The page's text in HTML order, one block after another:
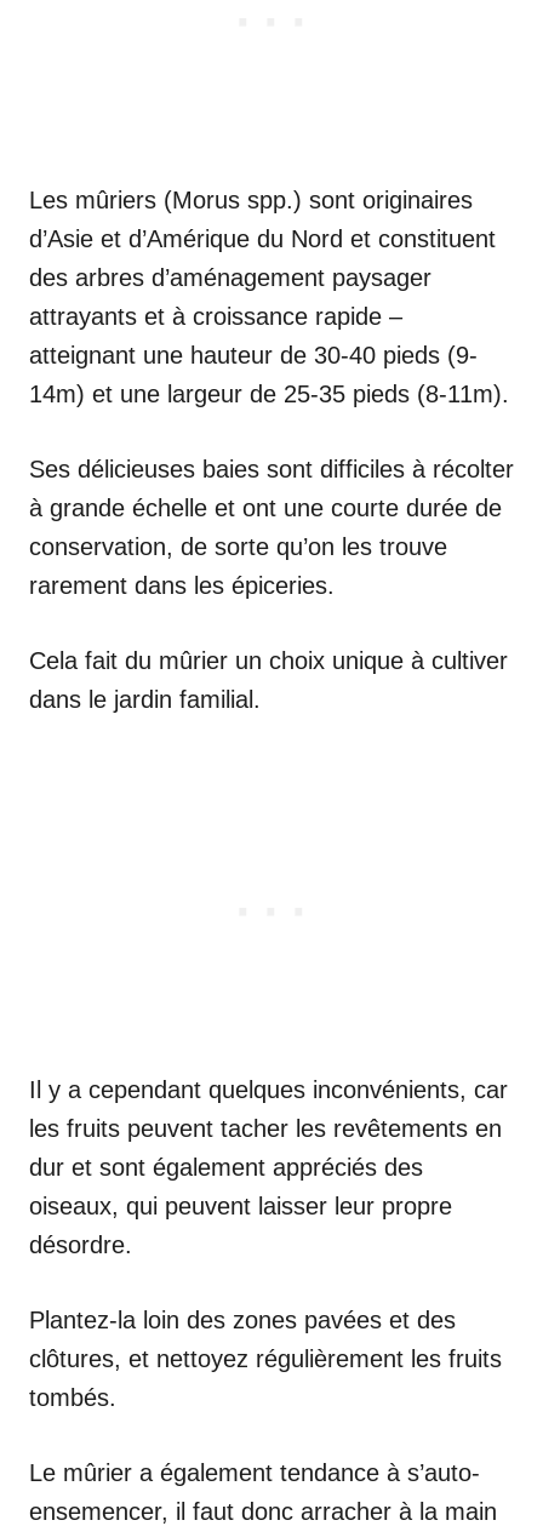
Les mûriers (Morus spp.) sont originaires
d’Asie et d’Amérique du Nord et constituent
des arbres d’aménagement paysager
attrayants et à croissance rapide –
atteignant une hauteur de 30-40 pieds (9-
14m) et une largeur de 25-35 pieds (8-11m).
Ses délicieuses baies sont difficiles à récolter
à grande échelle et ont une courte durée de
conservation, de sorte qu’on les trouve
rarement dans les épiceries.
Cela fait du mûrier un choix unique à cultiver
dans le jardin familial.
Il y a cependant quelques inconvénients, car
les fruits peuvent tacher les revêtements en
dur et sont également appréciés des
oiseaux, qui peuvent laisser leur propre
désordre.
Plantez-la loin des zones pavées et des
clôtures, et nettoyez régulièrement les fruits
tombés.
Le mûrier a également tendance à s’auto-
ensemencer, il faut donc arracher à la main